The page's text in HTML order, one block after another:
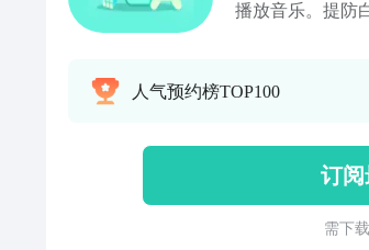
播放音乐。提防
2.高品质的钢琴
能，菲莉丝（贝
歌曲中仅轻敲钢
人气预约榜TOP100
订
需 下